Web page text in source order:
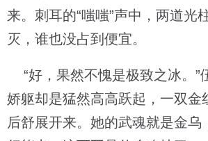
来。刺耳的“嗤嗤”声中，两道光
灭，谁也没占到便宜。
“好，果然不愧是极致之冰。”
娇躯却是猛然高高跃起，一双金
后舒展开来。她的武魂就是金乌